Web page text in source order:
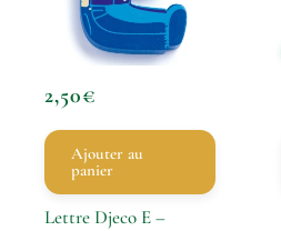
2,50€
Ajouter au
panier
Lettre Djeco E –